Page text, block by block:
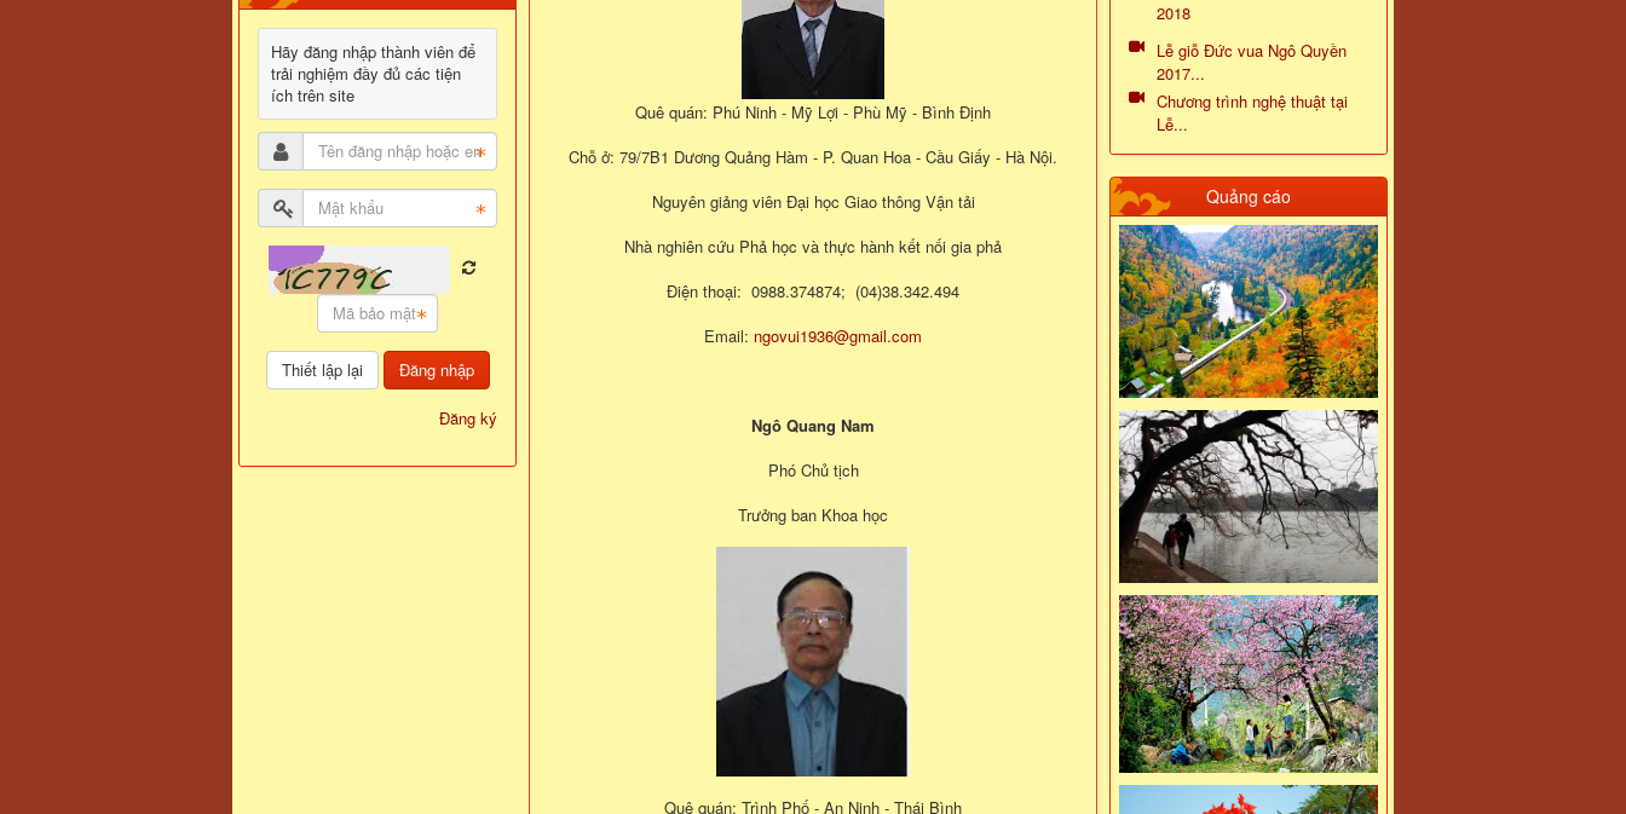
Quê quán: Phú Ninh - Mỹ Lợi - Phù Mỹ - Bình Định
Chỗ ở: 79/7B1 Dương Quảng Hàm - P. Quan Hoa - Cầu Giấy - Hà Nội.
Nguyên giảng viên Đại học Giao thông Vận tải
Nhà nghiên cứu Phả học và thực hành kết nối gia phả
Điện thoại: 0988.374874; (04)38.342.494
Email: ngovui1936@gmail.com
Ngô Quang Nam
Phó Chủ tịch
Trưởng ban Khoa học
Quê quán: Trình Phố - An Ninh - Thái Bình
2018
Lễ giỗ Đức vua Ngô Quyền
2017...
Chương trình nghệ thuật tại
Lễ...
Quảng cáo
Hãy đăng nhập thành viên để
trải nghiệm đầy đủ các tiện
ích trên site
Đăng nhập
Đăng ký